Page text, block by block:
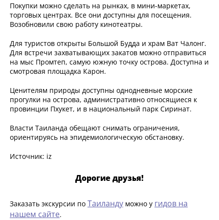
Покупки можно сделать на рынках, в мини-маркетах,
торговых центрах. Все они доступны для посещения.
Возобновили свою работу кинотеатры.
Для туристов открыты Большой Будда и храм Ват Чалонг.
Для встречи захватывающих закатов можно отправиться
на мыс Промтеп, самую южную точку острова. Доступна и
смотровая площадка Карон.
Ценителям природы доступны однодневные морские
прогулки на острова, административно относящиеся к
провинции Пхукет, и в национальный парк Сиринат.
Власти Таиланда обещают снимать ограничения,
ориентируясь на эпидемиологическую обстановку.
Источник: iz
Дорогие друзья!
Заказать экскурсии по Таиланду можно у гидов на
нашем сайте.